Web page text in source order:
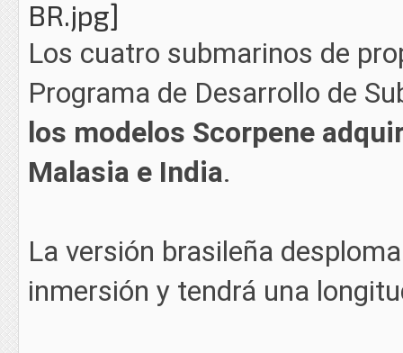
Los cuatro submarinos de
Programa de Desarrollo de
los modelos Scorpene
Malasia e India.
La versión brasileña
inmersión y tendrá una